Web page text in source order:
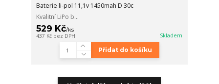
Baterie li-pol 11,1v 1450mah D 30c
Kvalitní LiPo b...
529 Kč/ks
437 Kč bez DPH Skladem
Přidat do košíku